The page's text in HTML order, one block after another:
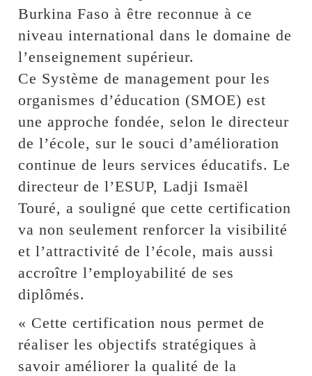
Burkina Faso à être reconnue à ce
niveau international dans le domaine de
l’enseignement supérieur.
Ce Système de management pour les
organismes d’éducation (SMOE) est
une approche fondée, selon le directeur
de l’école, sur le souci d’amélioration
continue de leurs services éducatifs. Le
directeur de l’ESUP, Ladji Ismaël
Touré, a souligné que cette certification
va non seulement renforcer la visibilité
et l’attractivité de l’école, mais aussi
accroître l’employabilité de ses
diplômés.
« Cette certification nous permet de
réaliser les objectifs stratégiques à
savoir améliorer la qualité de la